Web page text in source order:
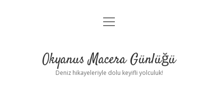
Anasayfa
Yasal Uyarı
menüyü
Okyanus Macera Günlüğü
Deniz hikayeleriyle dolu keyifli yolculuk!